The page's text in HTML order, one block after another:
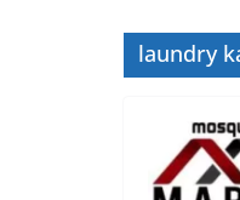
laundry